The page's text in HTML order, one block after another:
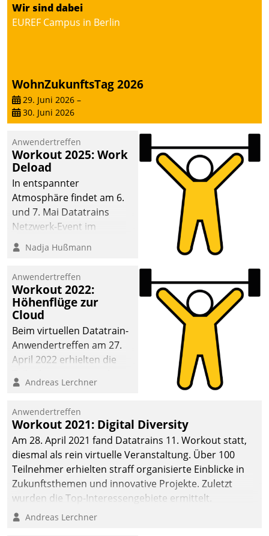
Wir sind dabei
EUREF Campus in Berlin
WohnZukunftsTag 2026
29. Juni 2026 –
30. Juni 2026
Anwendertreffen
Workout 2025: Work
Deload
In entspannter
Atmosphäre findet am 6.
und 7. Mai Datatrains
Netzwerk-Event im
Kunden- und Partnerkreis
statt. Zentrale Frage: Wie
Mammutprojekte
meistern und Workloads
wuppen – bei zunehmend
anspruchsvollen
Aufgaben und
abnehmendem
Nadja Hußmann
Anwendertreffen
Workout 2022:
Höhenflüge zur
Cloud
Beim virtuellen Datatrain-
Anwendertreffen am 27.
April 2022 erhielten die
Teilnehmer kurzweilige
Cloud-Strategien und -
Lösungen mit hohem
Zukunftspotenzial.
Andreas Lerchner
Anwendertreffen
Workout 2021: Digital Diversity
Am 28. April 2021 fand Datatrains 11. Workout statt,
diesmal als rein virtuelle Veranstaltung. Über 100
Teilnehmer erhielten straff organisierte Einblicke in
Zukunftsthemen und innovative Projekte. Zuletzt
wurden die Top-Interessengebiete ermittelt.
Andreas Lerchner